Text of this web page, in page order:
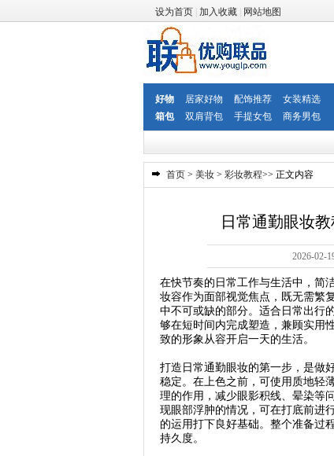
设为首页 加入收藏 网站地图
好物 居家好物 配饰推荐 女装精选
箱包
双肩背包 手提女包 商务男包
首页 > 美妆 > 彩妆教程>> 正文内容
日常通勤眼妆
2026-02-
在快节奏的日常工作与生活中，简
妆容作为面部视觉焦点，既无需繁
中不可或缺的部分。适合日常出行
够在短时间内完成塑造，兼顾实用
致的形象从容开启一天的生活。
打造日常通勤眼妆的第一步，是做
稳定。在上色之前，可使用质地轻
理的作用，减少眼影积线、晕染等
现眼部浮肿的情况，可在打底前进
的运用打下良好基础。整个准备过
持久度。